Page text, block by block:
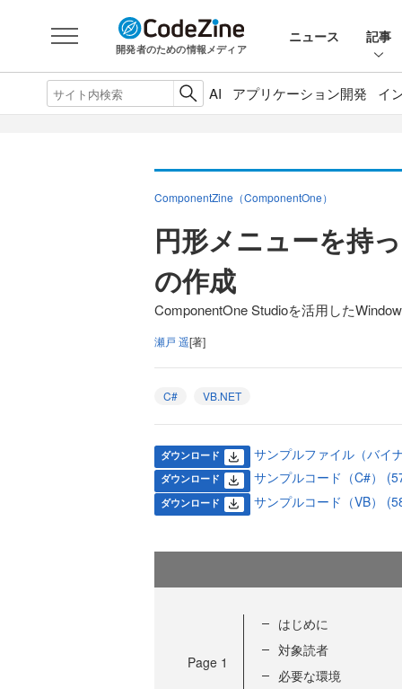
開発者のための情報メディア
ニュース 記事
AI アプリケーション開発 イ
ComponentZine（ComponentOne）
円形メニューを持
の作成
ComponentOne Studioを活用した
瀬戸 遥[著]
C# VB.NET
ダウンロード サンプルファイル（バイ
ダウンロード サンプルコード（C#）
ダウンロード サンプルコード（VB）
Page 1
はじめに
対象読者
必要な環境